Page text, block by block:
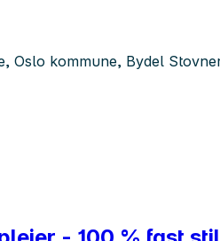
Oslo kommune, Bydel